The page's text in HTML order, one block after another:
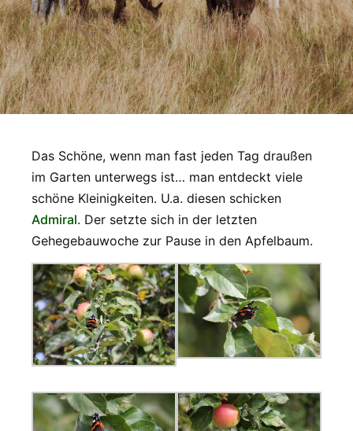
Das Schöne, wenn man fast jeden Tag draußen
im Garten unterwegs ist… man entdeckt viele
schöne Kleinigkeiten. U.a. diesen schicken
Admiral. Der setzte sich in der letzten
Gehegebauwoche zur Pause in den Apfelbaum.